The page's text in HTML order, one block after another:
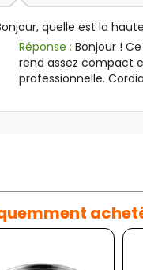
quelle est la
Réponse : Bonjour !
rend assez compact
professionnelle.